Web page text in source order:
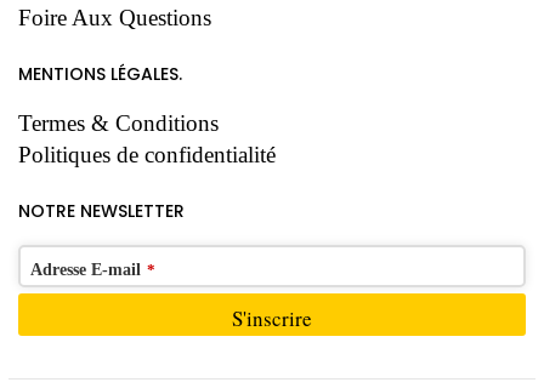
Foire Aux Questions
MENTIONS LÉGALES.
Termes & Conditions
Politiques de confidentialité
NOTRE NEWSLETTER
Adresse E-mail *
S'inscrire